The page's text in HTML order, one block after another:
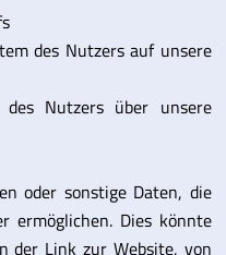
des Nutzers auf unsere
Nutzers über unsere
oder sonstige Daten, die
ermöglichen. Dies könnte
der Link zur Website, von